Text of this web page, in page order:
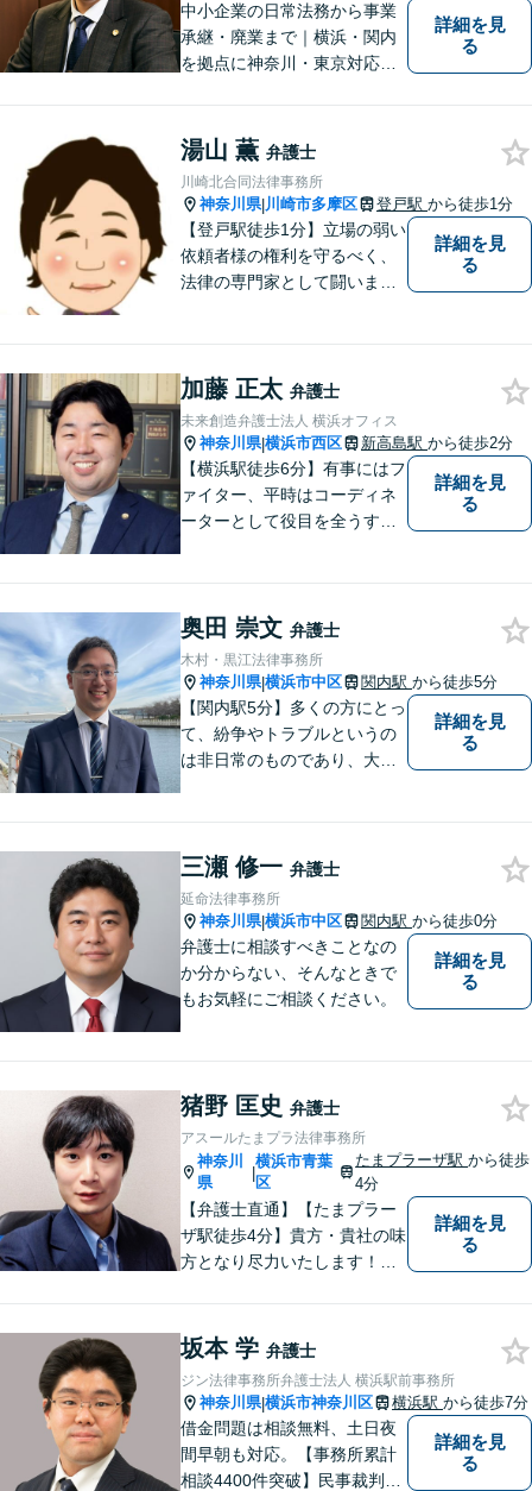
中小企業の日常法務から事業
承継・廃業まで｜横浜・関内
を拠点に神奈川・東京対応
詳細を見
る
湯山 薫 弁護士
川崎北合同法律事務所
神奈川県|川崎市多摩区 登戸駅 から徒歩1分
【登戸駅徒歩1分】立場の弱い
依頼者様の権利を守るべく、
法律の専門家として闘いま
件・刑事事件・労働事件な
ど、幅広く対応いたします。
詳細を見
る
加藤 正太 弁護士
未来創造弁護士法人 横浜オフィス
神奈川県|横浜市西区 新高島駅 から徒歩2分
【横浜駅徒歩6分】有事にはフ
ァイター、平時はコーディネ
ーターとして役目を全うする
します。【独占禁止法・下請
法の著書執筆】
詳細を見
る
奥田 崇文 弁護士
木村・黒江法律事務所
神奈川県|横浜市中区 関内駅 から徒歩5分
【関内駅5分】多くの方にとっ
て、紛争やトラブルというの
は非日常のものであり、大き
私はご依頼者様ごとに最良の
解決策は何かを一緒に考えて
まいります。
詳細を見
る
三瀬 修一 弁護士
延命法律事務所
神奈川県|横浜市中区 関内駅 から徒歩0分
弁護士に相談すべきことなの
か分からない、そんなときで
もお気軽にご相談ください。
詳細を見
る
猪野 匡史 弁護士
アスールたまプラ法律事務所
神奈川
県
|
横浜市青葉
区
たまプラーザ駅から徒歩
4分
【弁護士直通】【たまプラー
ザ駅徒歩4分】貴方・貴社の味
方となり尽力いたします！当
ください。
詳細を見
る
坂本 学 弁護士
ジン法律事務所弁護士法人 横浜駅前事務所
神奈川県|横浜市神奈川区 横浜駅 から徒歩7分
借金問題は相談無料、土日夜
間早朝も対応。【事務所累計
相談4400件突破】民事裁判／
詳細を見
る